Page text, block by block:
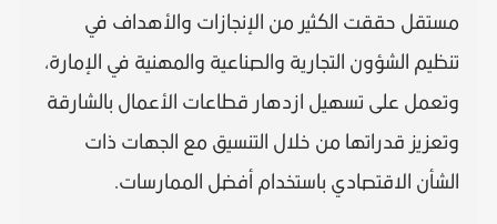
مستقل حققت الكثير من الإنجازات والأهداف في
تنظيم الشؤون التجارية والصناعية والمهنية في الإمارة،
وتعمل على تسهيل ازدهار قطاعات الأعمال بالشارقة
وتعزيز قدراتها من خلال التنسيق مع الجهات ذات
الشأن الاقتصادي باستخدام أفضل الممارسات.